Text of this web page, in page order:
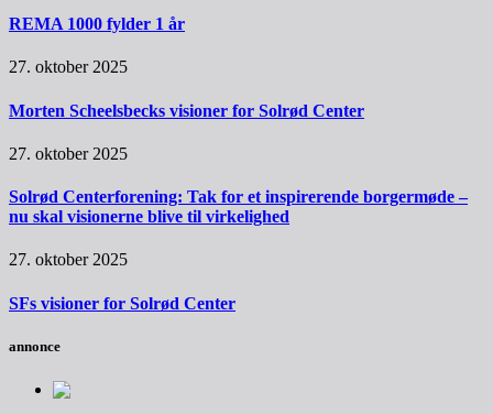
REMA 1000 fylder 1 år
27. oktober 2025
Morten Scheelsbecks visioner for Solrød Center
27. oktober 2025
Solrød Centerforening: Tak for et inspirerende borgermøde –
nu skal visionerne blive til virkelighed
27. oktober 2025
SFs visioner for Solrød Center
annonce